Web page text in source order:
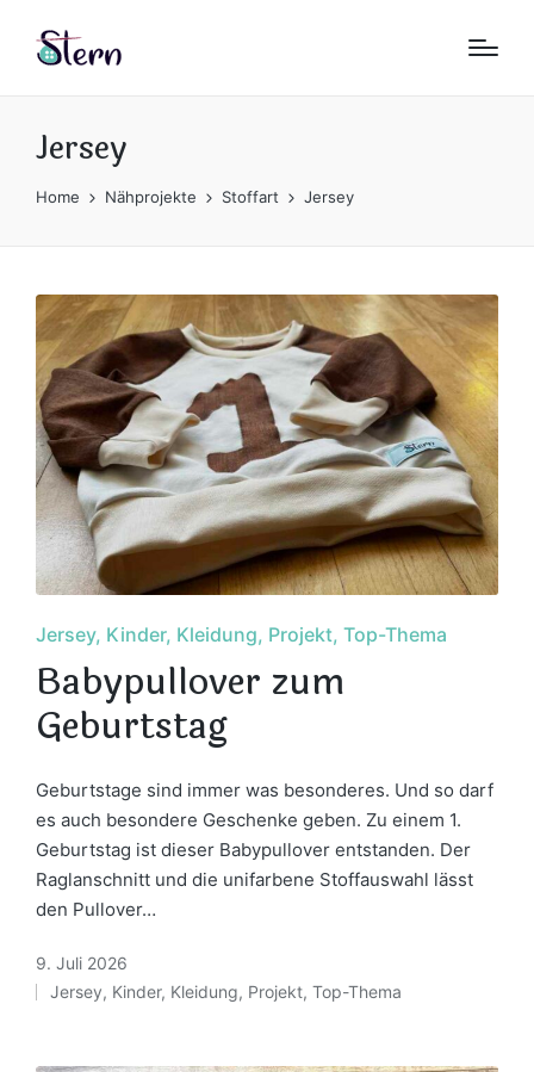
Jersey
Home Nähprojekte Stoffart Jersey
Posted
in
Jersey Kinder Kleidung Projekt Top-Thema
Babypullover zum
Geburtstag
Geburtstage sind immer was besonderes. Und so darf
es auch besondere Geschenke geben. Zu einem 1.
Geburtstag ist dieser Babypullover entstanden. Der
Raglanschnitt und die unifarbene Stoffauswahl lässt
den Pullover…
9. Juli 2026
Posted
Jersey, Kinder, Kleidung, Projekt, Top-Thema